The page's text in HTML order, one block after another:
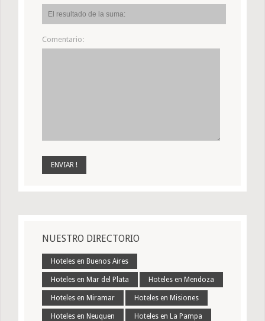
Comentario:
NUESTRO DIRECTORIO
Hoteles en Buenos Aires
Hoteles en Mar del Plata Hoteles en Mendoza
Hoteles en Miramar Hoteles en Misiones
Hoteles en Neuquen Hoteles en La Pampa